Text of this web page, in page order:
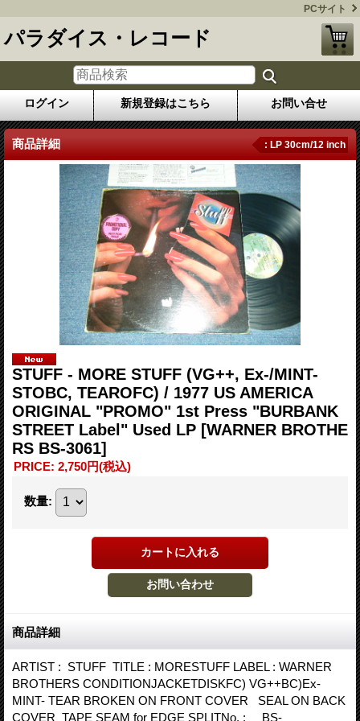
PCサイト
パラダイス・レコード
ログイン 新規登録はこちら お問い合せ
商品詳細 : LP 30cm/12 inch
STUFF - MORE STUFF (VG++, Ex-/MINT-
STOBC, TEAROFC) / 1977 US AMERICA
ORIGINAL "PROMO" 1st Press "BURBANK
STREET Label" Used LP [WARNER BROTHE
RS BS-3061]
PRICE: 2,750円(税込)
数量:
商品詳細
ARTIST : STUFF TITLE : MORESTUFF LABEL : WARNER
BROTHERS CONDITIONJACKETDISKFC) VG++BC)Ex-
MINT- TEAR BROKEN ON FRONT COVER SEAL ON BACK
COVER TAPE SEAM for EDGE SPLITNo. : BS-